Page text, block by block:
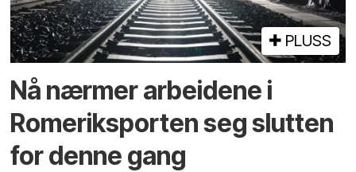
PLUSS
Nå nærmer arbeidene i
Romeriksporten seg slutten
for denne gang